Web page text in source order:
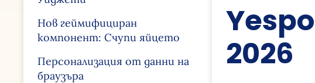
Нов геймифициран
компонент: Счупи яйцето
Персонализация от данни на
браузъра
2026